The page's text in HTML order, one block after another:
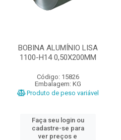
BOBINA ALUMÍNIO LISA
1100-H14 0,50X200MM
Código: 15826
Embalagem: KG
Produto de peso variável
Faça seu login ou
cadastre-se para
ver preços e